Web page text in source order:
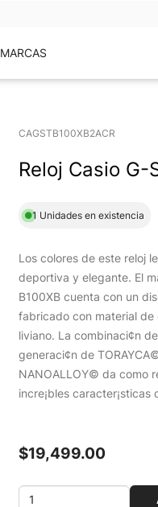
MARCAS
CAGSTB100XB2ACR
Reloj Casio G-
1 Unidades en existencia
Los colores de este reloj
deportiva y elegante. El
B100XB cuenta con un
fabricado con material
liviano. La combinaci¢n
generaci¢n de
NANOALLOY© da como
incre¡bles
$19,499.00